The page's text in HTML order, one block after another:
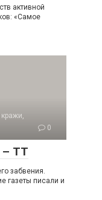
активной
«Самое
0
– ТТ
забвения.
газеты писали и